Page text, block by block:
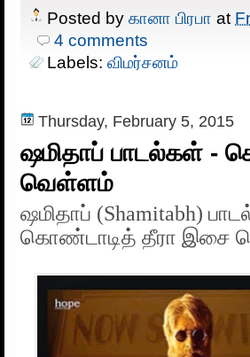
Posted by கானா பிரபா at
4 comments
Labels: விமர்சனம்
Thursday, February 5, 2015
ஷமிதாப் பாடல்கள் -
வெள்ளம்
ஷமிதாப் (Shamitabh)
கொண்டாடித் தீரா இசை